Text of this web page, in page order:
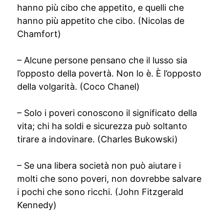
hanno più cibo che appetito, e quelli che
hanno più appetito che cibo. (Nicolas de
Chamfort)
– Alcune persone pensano che il lusso sia
l’opposto della povertà. Non lo è. È l’opposto
della volgarità. (Coco Chanel)
– Solo i poveri conoscono il significato della
vita; chi ha soldi e sicurezza può soltanto
tirare a indovinare. (Charles Bukowski)
– Se una libera società non può aiutare i
molti che sono poveri, non dovrebbe salvare
i pochi che sono ricchi. (John Fitzgerald
Kennedy)